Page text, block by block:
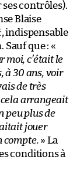
ses contrôles).
Blaise
indispensable
Sauf que : «
moi, c’était le
à 30 ans, voir
de très
cela arrangeait
peu plus de
jouer
compte. » La
conditions à